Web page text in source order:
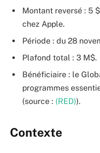
Montant reversé : 5
chez Apple.
Période : du 28
Plafond total : 3 M$.
Bénéficiaire : le
programmes
(source : (RED)).
Contexte